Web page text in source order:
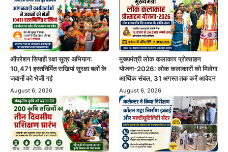
ऑपरेशन सिपाही रक्षा सूत्र अभियान:
10,471 हस्तनिर्मित राखियां सुरक्षा बलों के
जवानों को भेजी गईं
August 6, 2026
मुख्यमंत्री लोक कलाकार प्रोत्साहन
योजना-2026: लोक कलाकारों को मिलेगा
आर्थिक संबल, 31 अगस्त तक करें आवेदन
August 6, 2026